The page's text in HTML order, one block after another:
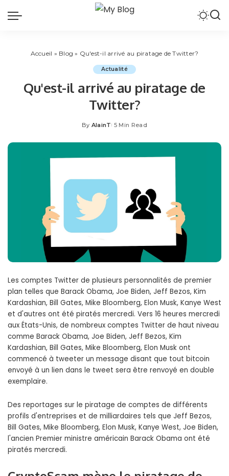
Accueil » Blog » Qu'est-il arrivé au piratage de Twitter?
Actualité
Qu'est-il arrivé au piratage de
Twitter?
Posted
By AlainT 5 Min Read
Les comptes Twitter de plusieurs personnalités de premier
plan telles que Barack Obama, Joe Biden, Jeff Bezos, Kim
Kardashian, Bill Gates, Mike Bloomberg, Elon Musk, Kanye West
et d'autres ont été piratés mercredi. Vers 16 heures mercredi
aux États-Unis, de nombreux comptes Twitter de haut niveau
comme Barack Obama, Joe Biden, Jeff Bezos, Kim
Kardashian, Bill Gates, Mike Bloomberg, Elon Musk ont ​​
commencé à tweeter un message disant que tout bitcoin
envoyé à un lien dans le tweet sera être renvoyé en double
exemplaire.
Des reportages sur le piratage de comptes de différents
profils d'entreprises et de milliardaires tels que Jeff Bezos,
Bill Gates, Mike Bloomberg, Elon Musk, Kanye West, Joe Biden,
l'ancien Premier ministre américain Barack Obama ont été
piratés mercredi.